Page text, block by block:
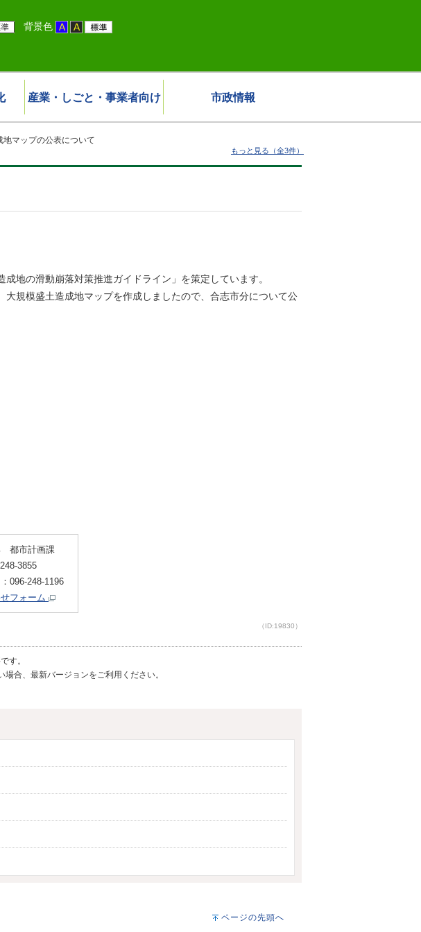
背景色
産業・しごと・事業者向け 市政情報
マップの公表について
もっと見る（全3件）
地の滑動崩落対策推進ガイドライン」を策定しています。
規模盛土造成地マップを作成しましたので、合志市分について公
都市計画課
3855
096-248-1196
フォーム
（ID:19830）
す。
合、最新バージョンをご利用ください。
ページの先頭へ